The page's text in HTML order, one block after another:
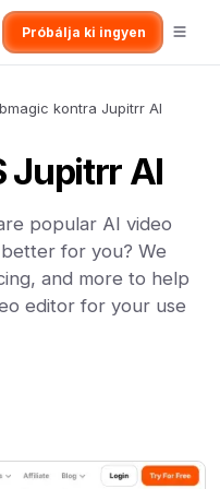
Próbálja ki ingyen
kontra Jupitrr AI
Jupitrr AI
popular AI video
for you? We
and more to help
editor for your use